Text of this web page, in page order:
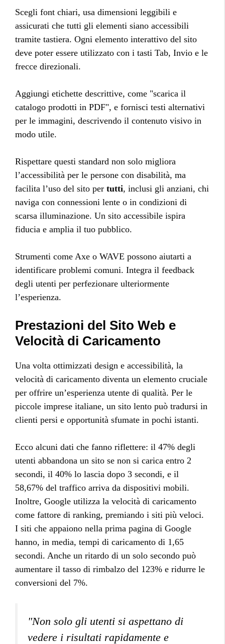
Scegli font chiari, usa dimensioni leggibili e
assicurati che tutti gli elementi siano accessibili
tramite tastiera. Ogni elemento interattivo del sito
deve poter essere utilizzato con i tasti Tab, Invio e le
frecce direzionali.
Aggiungi etichette descrittive, come "scarica il
catalogo prodotti in PDF", e fornisci testi alternativi
per le immagini, descrivendo il contenuto visivo in
modo utile.
Rispettare questi standard non solo migliora
l’accessibilità per le persone con disabilità, ma
facilita l’uso del sito per tutti, inclusi gli anziani, chi
naviga con connessioni lente o in condizioni di
scarsa illuminazione. Un sito accessibile ispira
fiducia e amplia il tuo pubblico.
Strumenti come Axe o WAVE possono aiutarti a
identificare problemi comuni. Integra il feedback
degli utenti per perfezionare ulteriormente
l’esperienza.
Prestazioni del Sito Web e
Velocità di Caricamento
Una volta ottimizzati design e accessibilità, la
velocità di caricamento diventa un elemento cruciale
per offrire un’esperienza utente di qualità. Per le
piccole imprese italiane, un sito lento può tradursi in
clienti persi e opportunità sfumate in pochi istanti.
Ecco alcuni dati che fanno riflettere: il 47% degli
utenti abbandona un sito se non si carica entro 2
secondi, il 40% lo lascia dopo 3 secondi, e il
58,67% del traffico arriva da dispositivi mobili.
Inoltre, Google utilizza la velocità di caricamento
come fattore di ranking, premiando i siti più veloci.
I siti che appaiono nella prima pagina di Google
hanno, in media, tempi di caricamento di 1,65
secondi. Anche un ritardo di un solo secondo può
aumentare il tasso di rimbalzo del 123% e ridurre le
conversioni del 7%.
"Non solo gli utenti si aspettano di
vedere i risultati rapidamente e